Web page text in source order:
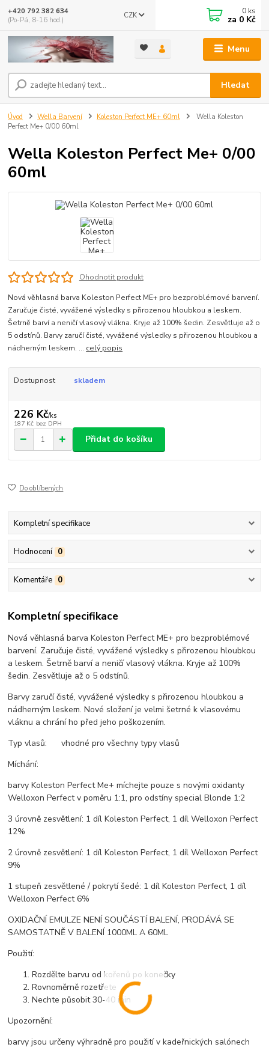
Menu
CZK
Hledat
+420 792 382 634
(Po-Pá, 8-16 hod.)
0 ks
za 0 Kč
Úvod Wella Barvení Koleston Perfect ME+ 60ml
Wella Koleston
Perfect Me+ 0/00 60ml
Wella Koleston Perfect Me+ 0/00
60ml
Ohodnotit produkt
Nová věhlasná barva Koleston Perfect ME+ pro bezproblémové barvení.
Zaručuje čisté, vyvážené výsledky s přirozenou hloubkou a leskem.
Šetrně barví a neničí vlasový vlákna. Kryje až 100% šedin. Zesvětluje až o
5 odstínů. Barvy zaručí čisté, vyvážené výsledky s přirozenou hloubkou a
nádherným leskem. ... celý popis
Dostupnost skladem
226 Kč/ks
187 Kč bez DPH
Přidat do košíku
Do oblíbených
Kompletní specifikace
Hodnocení 0
Komentáře 0
Kompletní specifikace
Nová věhlasná barva Koleston Perfect ME+ pro bezproblémové
barvení. Zaručuje čisté, vyvážené výsledky s přirozenou hloubkou
a leskem. Šetrně barví a neničí vlasový vlákna. Kryje až 100%
šedin. Zesvětluje až o 5 odstínů.
Barvy zaručí čisté, vyvážené výsledky s přirozenou hloubkou a
nádherným leskem. Nové složení je velmi šetrné k vlasovému
vláknu a chrání ho před jeho poškozením.
Typ vlasů: vhodné pro všechny typy vlasů
Míchání:
barvy Koleston Perfect Me+ míchejte pouze s novými oxidanty
Welloxon Perfect v poměru 1:1, pro odstíny special Blonde 1:2
3 úrovně zesvětlení: 1 díl Koleston Perfect, 1 díl Welloxon Perfect
12%
2 úrovně zesvětlení: 1 díl Koleston Perfect, 1 díl Welloxon Perfect
9%
1 stupeň zesvětlené / pokrytí šedé: 1 díl Koleston Perfect, 1 díl
Welloxon Perfect 6%
OXIDAČNÍ EMULZE NENÍ SOUČÁSTÍ BALENÍ, PRODÁVÁ SE
SAMOSTATNĚ V BALENÍ 1000ML A 60ML
Použití:
Rozdělte barvu od kořenů po konečky
Rovnoměrně rozetřete
Nechte působit 30-40 min
Upozornění:
barvy jsou určeny výhradně pro použití v kadeřnických salónech